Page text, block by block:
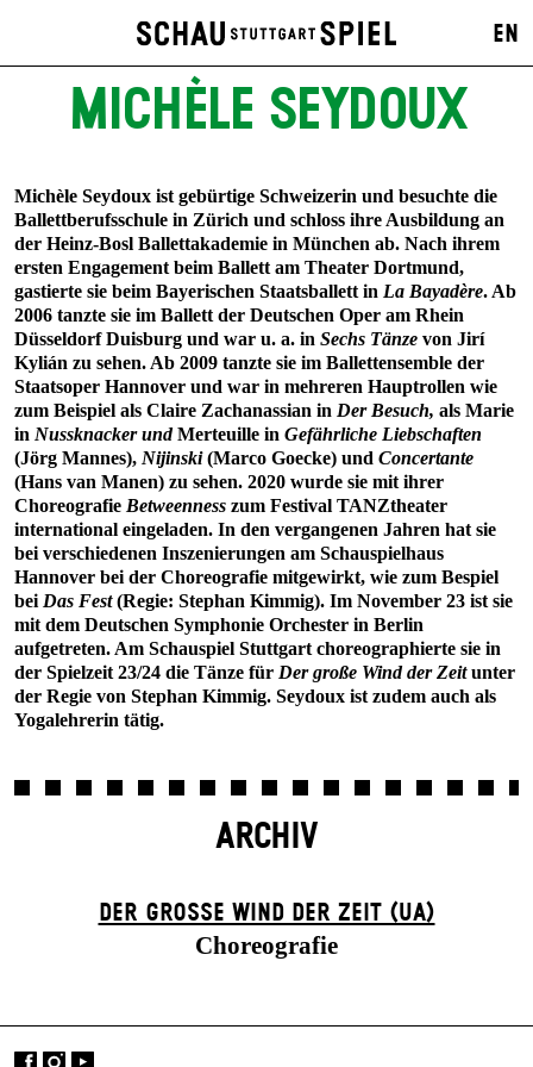
EN
MICHÈLE SEYDOUX
Michèle Seydoux ist gebürtige Schweizerin und besuchte die
Ballettberufsschule in Zürich und schloss ihre Ausbildung an
der Heinz-Bosl Ballettakademie in München ab. Nach ihrem
ersten Engagement beim Ballett am Theater Dortmund,
gastierte sie beim Bayerischen Staatsballett in La Bayadère. Ab
2006 tanzte sie im Ballett der Deutschen Oper am Rhein
Düsseldorf Duisburg und war u. a. in Sechs Tänze von Jirí
Kylián zu sehen. Ab 2009 tanzte sie im Ballettensemble der
Staatsoper Hannover und war in mehreren Hauptrollen wie
zum Beispiel als Claire Zachanassian in Der Besuch, als Marie
in Nussknacker undMerteuille in Gefährliche Liebschaften
(Jörg Mannes), Nijinski(Marco Goecke) und Concertante
(Hans van Manen) zu sehen. 2020 wurde sie mit ihrer
Choreografie Betweenness zum Festival TANZtheater
international eingeladen. In den vergangenen Jahren hat sie
bei verschiedenen Inszenierungen am Schauspielhaus
Hannover bei der Choreografie mitgewirkt, wie zum Bespiel
bei Das Fest(Regie: Stephan Kimmig). Im November 23 ist sie
mit dem Deutschen Symphonie Orchester in Berlin
aufgetreten. Am Schauspiel Stuttgart choreographierte sie in
der Spielzeit 23/24 die Tänze für Der große Wind der Zeitunter
der Regie von Stephan Kimmig. Seydoux ist zudem auch als
Yogalehrerin tätig.
ARCHIV
DER GROSSE WIND DER ZEIT (UA)
Choreografie